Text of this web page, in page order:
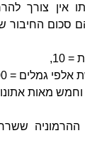
אין צורך
סכום
10,
גמלים = 10.000,
מאות אתונות =